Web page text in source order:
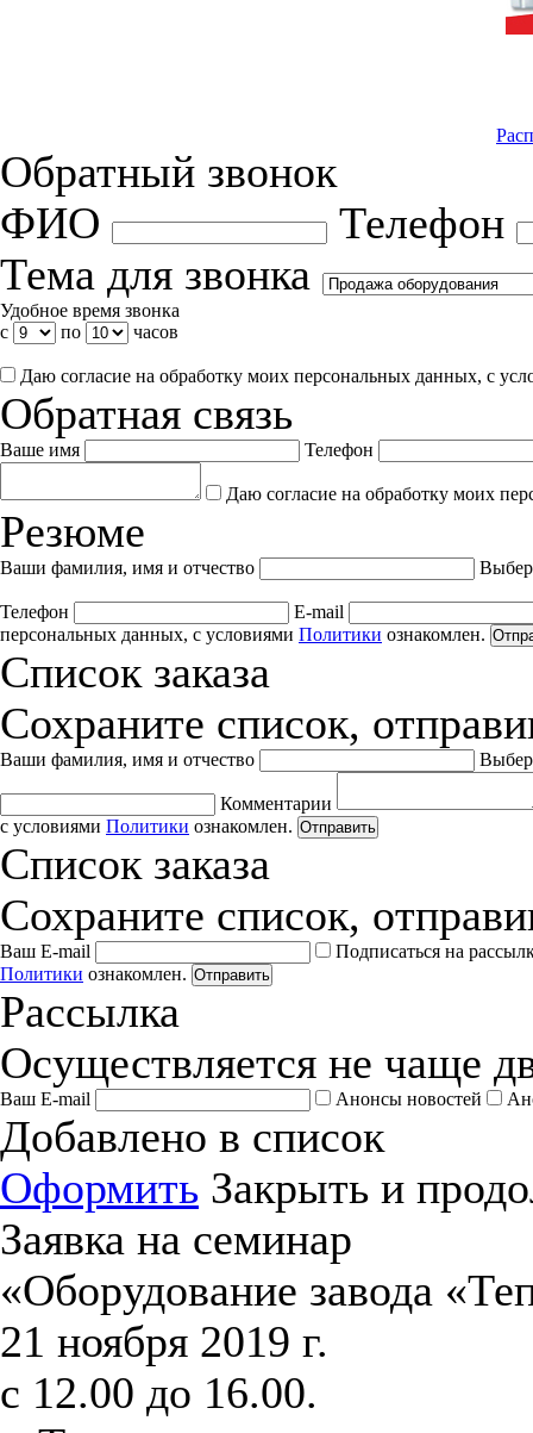
Обратный звонок
ФИО
Телефон
Тема для звонка
Удобное время звонка
с
по часов
Даю согласие на обработку моих персональных данных, с
Обратная связь
Ваше имя Телефон
Даю согласие на обработку моих
Резюме
Ваши фамилия, имя и отчество
Телефон
E-mail
персональных данных, с условиями Политики ознакомлен.
Список заказа
Сохраните список,
Ваши фамилия, имя и отчество
Комментарии
с условиями Политики ознакомлен. Отправить
Список заказа
Сохраните список,
Ваш E-mail
Подписаться на
Политики ознакомлен. Отправить
Рассылка
Осуществляется не чаще
Ваш E-mail Анонсы новостей
Добавлено в список
Оформить Закрыть и
Заявка на семинар
«Оборудование завода
21 ноября 2019 г.
с 12.00 до 16.00.